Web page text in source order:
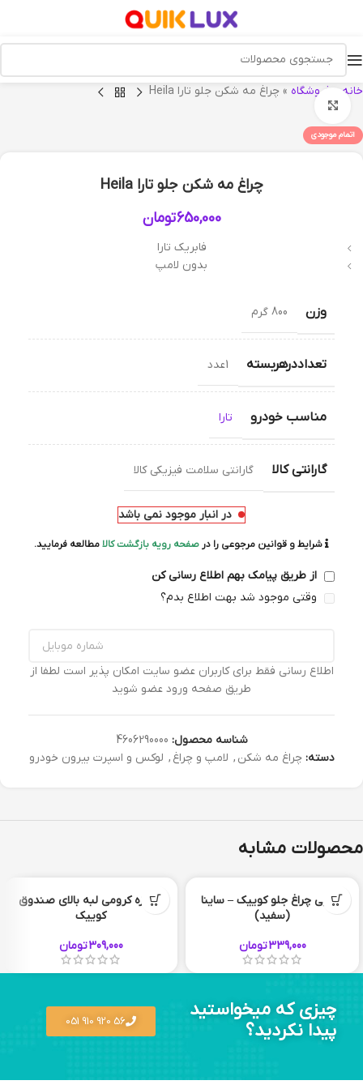
خانه فروشگاه » چراغ مه شکن جلو تارا Heila
اتمام موجودی
چراغ مه شکن جلو تارا Heila
650,000تومان
فابریک تارا
بدون لامپ
وزن 800 گرم
تعداددرهربسته 1عدد
مناسب خودرو تارا
گارانتی کالا گارانتی سلامت فیزیکی کالا
در انبار موجود نمی باشد
شرایط و قوانین مرجوعی را در صفحه رویه بازگشت کالامطالعه فرمایید.
از طریق پیامک بهم اطلاع رسانی کن
وقتی موجود شد بهت اطلاع بدم؟
اطلاع رسانی فقط برای کاربران عضو سایت امکان پذیر است لطفا از
طریق صفحه ورود عضو شوید
شناسه محصول: 4606290000
دسته: چراغ مه شکن , لامپ و چراغ , لوکس و اسپرت بیرون خودرو
محصولات مشابه
ابرویی چراغ جلو کوییک – ساینا
(سفید)
339,000تومان
نوار زه کرومی لبه بالای صندوق
کوییک
309,000تومان
چیزی که میخواستید
پیدا نکردید؟
56 920 910 051